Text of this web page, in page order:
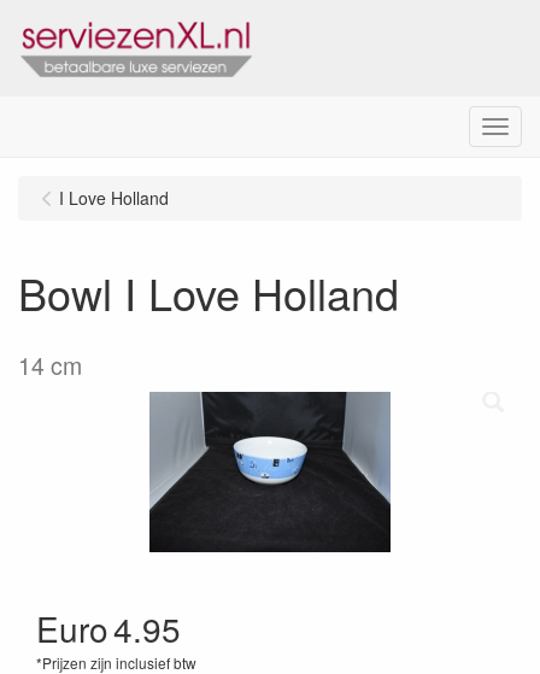
Menu
I Love Holland
Bowl I Love Holland
14 cm
Euro4.95
*Prijzen zijn inclusief btw